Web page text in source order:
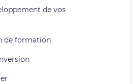
de vos
de formation